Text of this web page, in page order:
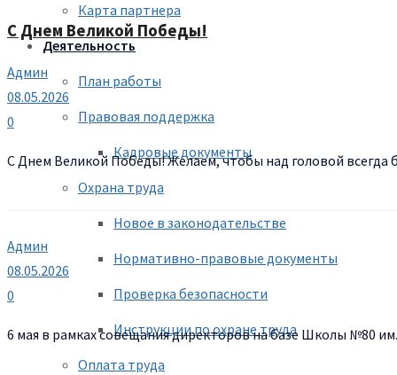
Карта партнера
Деятельность
План работы
Правовая поддержка
Кадровые документы
Охрана труда
Новое в законодательстве
Нормативно-правовые документы
Проверка безопасности
Инструкции по охране труда
Оплата труда
С Днем Великой Победы!
Админ
08.05.2026
0
С Днем Великой Победы! Желаем, чтобы над головой всегда
Админ
08.05.2026
0
6 мая в рамках совещания директоров на базе Школы №80